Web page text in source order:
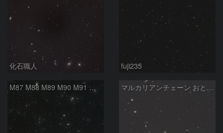
化石職人 fuji235
M87 M88 M89 M90 M91 マルカリアンの銀河鎖 おとめ座 かみのけ座 マルカリアンチェーン おとめ座銀河団 2026/05/13